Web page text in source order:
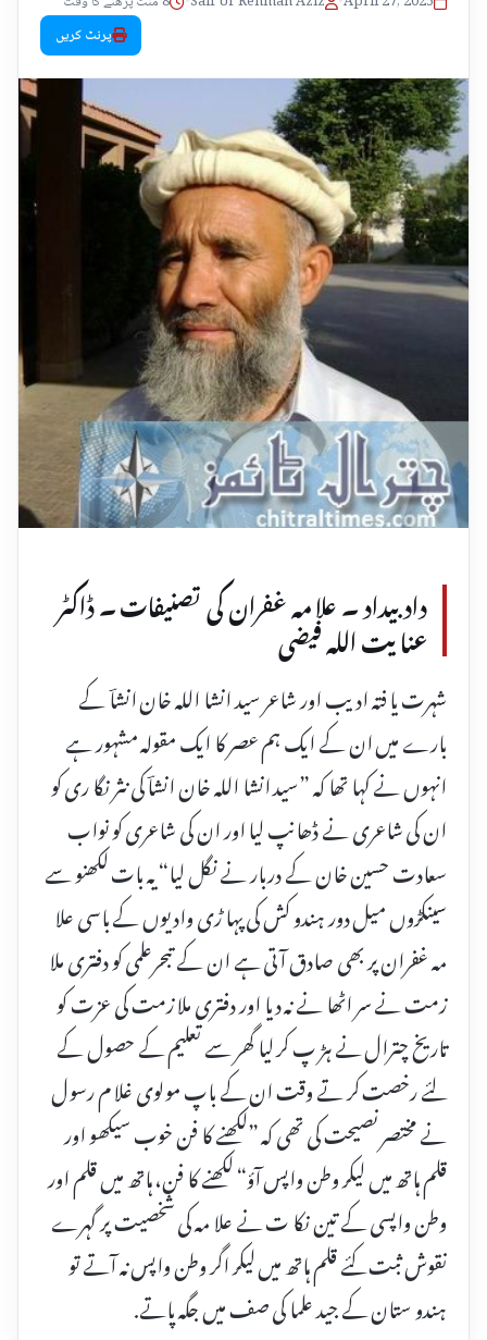
پرنٹ کریں
داد بیداد ۔ علا مہ غفران کی تصنیفات ۔ ڈاکٹر
عنا یت اللہ فیضی
شہرت یا فتہ ادیب اور شاعر سید انشا اللہ خان انشاؔ کے
بارے میں ان کے ایک ہم عصر کا ایک مقولہ مشہور ہے
انہوں نے کہا تھا کہ ”سید انشا اللہ خان انشاؔ کی نثر نگا ری کو
ان کی شاعری نے ڈھانپ لیا اور ان کی شاعری کو نواب
سعادت حسین خان کے دربار نے نگل لیا“ یہ بات لکھنو سے
سینکڑوں میل دور ہندو کش کی پہا ڑی وادیوں کے باسی علا
مہ غفران پر بھی صادق آتی ہے ان کے تبحرعلمی کو دفتری ملا
زمت نے سر اٹھا نے نہ دیا اور دفتری ملا زمت کی عزت کو
تاریخ چترال نے ہڑ پ کر لیا گھر سے تعلیم کے حصول کے
لئے رخصت کر تے وقت ان کے باپ مولوی غلا م رسول
نے مختصر نصیحت کی تھی کہ ”لکھنے کا فن خوب سیکھو اور
قلم ہاتھ میں لیکر وطن واپس آؤ“ لکھنے کا فن، ہاتھ میں قلم اور
وطن واپسی کے تین نکا ت نے علا مہ کی شخصیت پر گہرے
نقوش ثبت کئے قلم ہاتھ میں لیکر اگر وطن واپس نہ آتے تو
ہندو ستان کے جید علما کی صف میں جگہ پاتے.